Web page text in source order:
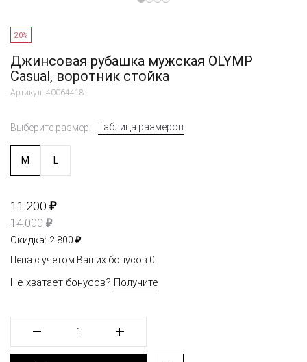
20%
Джинсовая рубашка мужская OLYMP
Casual, воротник стойка
Артикул: 40064418
Выберите размер: Таблица размеров
M L
11.200 ₽
14.000₽
Скидка: 2.800 ₽
Цена с учетом Ваших бонусов 0
Не хватает бонусов? Получите
1